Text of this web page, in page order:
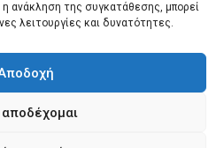
ανάκληση της συγκατάθεσης, μπορεί
λειτουργίες και δυνατότητες.